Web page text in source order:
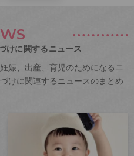
けに関するニュース
娠、出産、育児のためになるニ
けに関連するニュースのまとめ